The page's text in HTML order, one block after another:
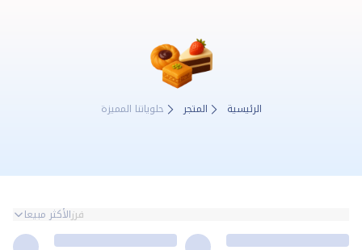
الرئيسية المتجر حلوياتنا المميزة
حلوياتنا المميزة
فرزالأكثر مبيعا